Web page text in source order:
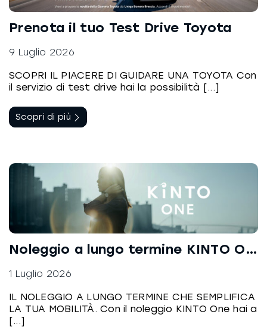
Prenota il tuo Test Drive Toyota
9 Luglio 2026
SCOPRI IL PIACERE DI GUIDARE UNA TOYOTA Con
il servizio di test drive hai la possibilità [...]
Scopri di più
Noleggio a lungo termine KINTO ONE
1 Luglio 2026
IL NOLEGGIO A LUNGO TERMINE CHE SEMPLIFICA
LA TUA MOBILITÀ. Con il noleggio KINTO One hai a
[...]